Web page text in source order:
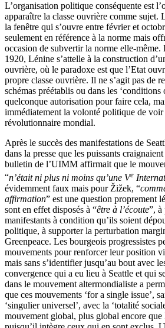
L’organisation politique conséquente est
apparaître la classe ouvrière comme sujet.
la fenêtre qui s’ouvre entre février et
seulement en référence à la norme mais
occasion de subvertir la norme elle-même.
1920, Lénine s’attelle à la construction
ouvrière, où le paradoxe est que l’Etat
propre classe ouvrière. Il ne s’agit pas de
schémas préétablis ou dans les ‘conditions
quelconque autorisation pour faire cela,
immédiatement la volonté politique de voir
révolutionnaire mondial.
Après le succès des manifestations de
dans la presse que les puissants
bulletin de l’UIMM affirmait que le
“n’était ni plus ni moins qu’une Ve
évidemment faux mais pour Žižek, “
affirmation” est une question proprement
sont en effet disposés à “être à l’écoute”, à
manifestants à condition qu’ils soient
politique, à supporter la perturbation
Greenpeace. Les bourgeois progressistes
mouvements pour renforcer leur position
mais sans s’identifier jusqu’au bout avec
convergence qui a eu lieu à Seattle et qui
dans le mouvement altermondialiste a
que ces mouvements ‘for a single issue’,
‘singulier universel’, avec la ‘totalité
mouvement global, plus global encore